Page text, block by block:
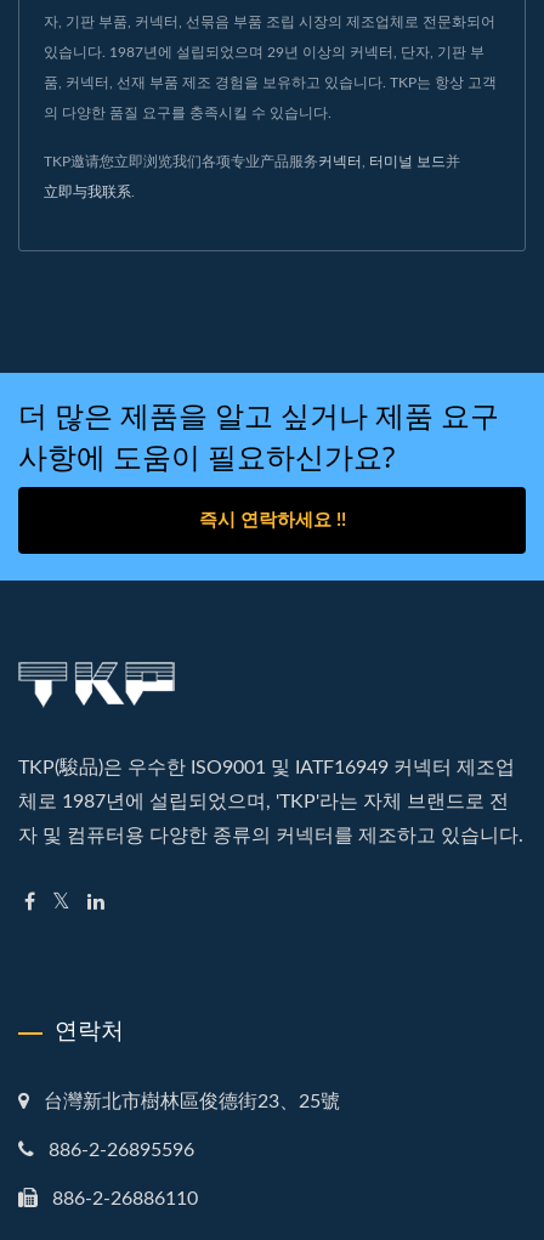
자, 기판 부품, 커넥터, 선묶음 부품 조립 시장의 제조업체로 전문화되어
있습니다. 1987년에 설립되었으며 29년 이상의 커넥터, 단자, 기판 부
품, 커넥터, 선재 부품 제조 경험을 보유하고 있습니다. TKP는 항상 고객
의 다양한 품질 요구를 충족시킬 수 있습니다.
TKP邀请您立即浏览我们各项专业产品服务커넥터 터미널 보드并
立即与我联系
더 많은 제품을 알고 싶거나 제품 요구
사항에 도움이 필요하신가요?
즉시 연락하세요 !!
TKP(駿品)은 우수한 ISO9001 및 IATF16949 커넥터 제조업
체로 1987년에 설립되었으며, 'TKP'라는 자체 브랜드로 전
자 및 컴퓨터용 다양한 종류의 커넥터를 제조하고 있습니다.
연락처
台灣新北市樹林區俊德街23、25號
886-2-26895596
886-2-26886110